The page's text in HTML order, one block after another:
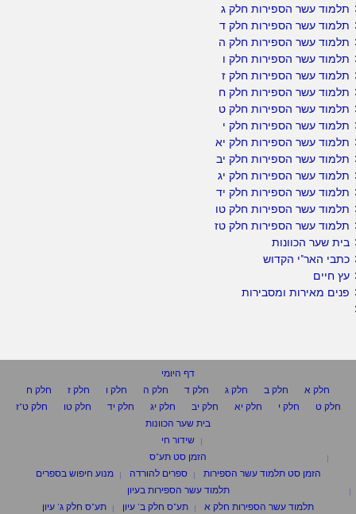
תלמוד עשר הספירות חלק ג
תלמוד עשר הספירות חלק ד
תלמוד עשר הספירות חלק ה
תלמוד עשר הספירות חלק ו
תלמוד עשר הספירות חלק ז
תלמוד עשר הספירות חלק ח
תלמוד עשר הספירות חלק ט
תלמוד עשר הספירות חלק י
תלמוד עשר הספירות חלק יא
תלמוד עשר הספירות חלק יב
תלמוד עשר הספירות חלק יג
תלמוד עשר הספירות חלק יד
תלמוד עשר הספירות חלק טו
תלמוד עשר הספירות חלק טז
בית שער הכוונות
כתבי האר"י הקדוש
עץ חיים
פנים מאירות ומסבירות
דף היומי
חלק א
חלק ב חלק ג חלק ד חלק ה חלק ו חלק ז
חלק ח
חלק ט
חלק י חלק יא חלק יב חלק יג חלק יד חלק טו
חלק ט"ז
בית שער הכוונות
שידור חי
הזמן סט תע"ס
הזמן סט תלמוד עשר הספירות
ספרים להורדה
מנוע חיפוש בספרים
תלמוד עשר הספירות בעיון
תלמוד עשר הספירות חלק א
תע"ס חלק ב' עיון תע"ס חלק ג' עיון